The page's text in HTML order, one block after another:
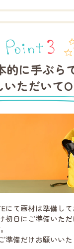
的に手ぶら
いただいて
にて画材は準備して
初日にご準備いた
準備だけお願いいた